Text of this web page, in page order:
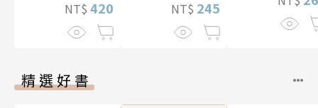
NT$ 420 NT$ 245
精選好書